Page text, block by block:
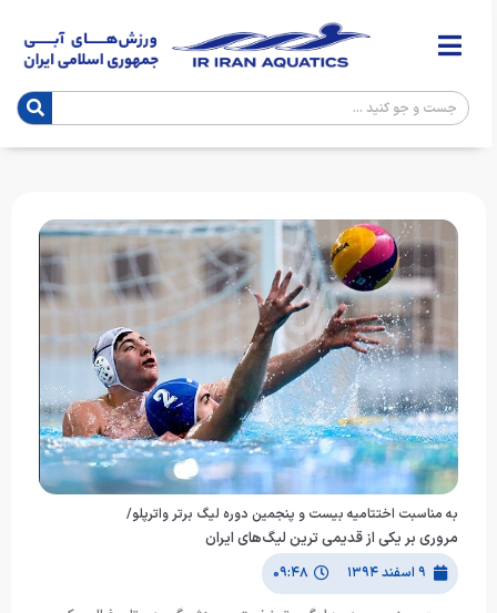
به مناسبت اختتامیه بیست و پنجمین دوره لیگ برتر واترپلو/
مروری بر یکی از قدیمی ترین لیگ‌های ایران
۹ اسفند ۱۳۹۴ ۰۹:۴۸